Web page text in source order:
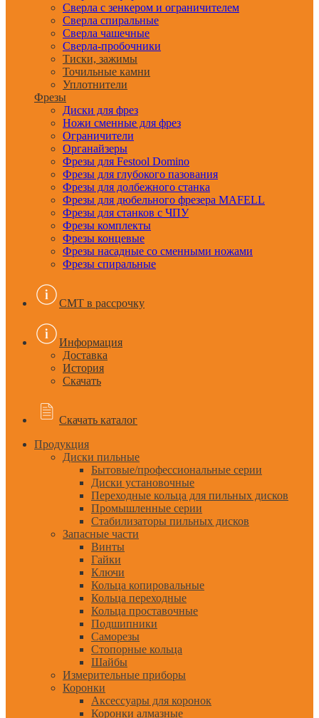
Сверла с зенкером и ограничителем
Сверла спиральные
Сверла чашечные
Сверла-пробочники
Тиски, зажимы
Точильные камни
Уплотнители
Фрезы
Диски для фрез
Ножи сменные для фрез
Ограничители
Органайзеры
Фрезы для Festool Domino
Фрезы для глубокого пазования
Фрезы для долбежного станка
Фрезы для дюбельного фрезера MAFELL
Фрезы для станков с ЧПУ
Фрезы комплекты
Фрезы концевые
Фрезы насадные со сменными ножами
Фрезы спиральные
CMT в рассрочку
Информация
Доставка
История
Скачать
Скачать каталог
Продукция
Диски пильные
Бытовые/профессиональные серии
Диски установочные
Переходные кольца для пильных дисков
Промышленные серии
Стабилизаторы пильных дисков
Запасные части
Винты
Гайки
Ключи
Кольца копировальные
Кольца переходные
Кольца проставочные
Подшипники
Саморезы
Стопорные кольца
Шайбы
Измерительные приборы
Коронки
Аксессуары для коронок
Коронки алмазные